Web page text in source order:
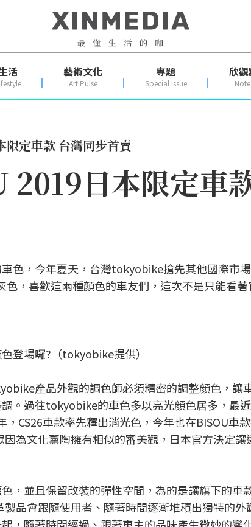
活 藝術文化
Art Pulse
專題
Special Issue
欣觀
定車款 台灣同步首賣
日本限定車
色，今年夏天，台灣tokyobike搶先其他國際市
，喜歡這兩種顏色的車友們，這次不是只能看
登場囉?（tokyobike提供）
產品外觀的調色師必須精密的調整顏色，讓
。過往tokyobike的車色多以亮光顏色居多，最
CS26車款率先釋出消光色，今年也在BISOU車
為文化薰陶擁有相似的審美觀，日本官方決定讓
，並且保留改裝的彈性空間，為的是讓旗下的車
品會跟隨使用者、隨著時間逐漸堆積出獨特的外